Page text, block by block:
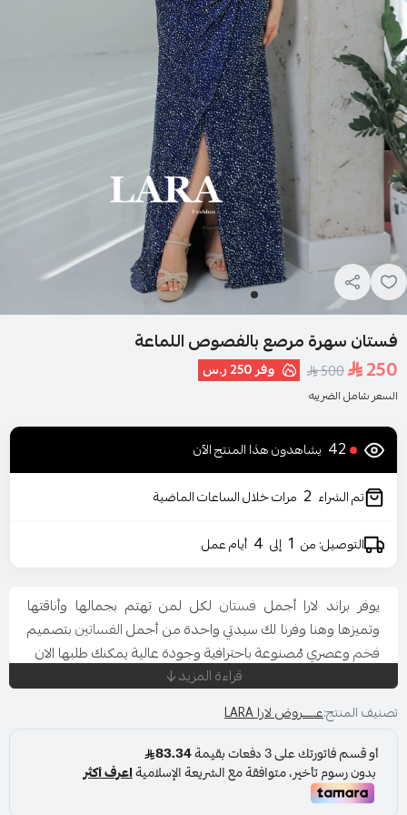
فستان سهرة مرصع بالفصوص اللماعة
250
500 وفر250 ر.س
السعر شامل الضريبه
42 يشاهدون هذا المنتج الآن
تم الشراء 2 مرات خلال الساعات الماضية
التوصيل: من 1 إلى 4 أيام عمل
يوفر براند لارا أجمل فستان لكل لمن تهتم بجمالها وأناقتها
وتميزها وهنا وفرنا لك سيدتي واحدة من أجملالفساتينبتصميم
فخموعصري مُصنوعة باحترافية وجودة عالية يمكنك طلبها الان
المناسبة: حفل - خطوبة - زواج
المقاس : متعددة
قصة العنق : قلب
نوع القماش :
الاكمام : اكمام
قراءة المزيد
تصنيف المنتج:عـــــروض لارا LARA